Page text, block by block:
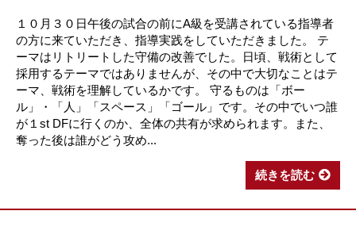
１０月３０日午後の試合の前にA級を受講されている指導者
の方に来ていただき、指導実践をしていただきました。 テ
ーマはリトリートした守備の改善でした。日頃、戦術として
採用するテーマではありませんが、その中で大切なことはテ
ーマ、戦術を理解しているかです。 守るものは「ボー
ル」・「人」「スペース」「ゴール」です。その中でいつ誰
が１st DFに行くのか、全体の共有が求められます。また、
奪った後は誰がどう攻め...
続きを読む